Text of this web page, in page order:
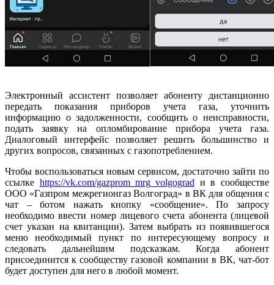
Электронный ассистент позволяет абоненту дистанционно
передать показания приборов учета газа, уточнить
информацию о задолженности, сообщить о неисправности,
подать заявку на опломбирование прибора учета газа.
Диалоговый интерфейс позволяет решить большинство и
других вопросов, связанных с газопотреблением.
Чтобы воспользоваться новым сервисом, достаточно зайти по
ссылке https://vk.com/gazprom_mrg_volgograd и в сообществе
ООО «Газпром межрегионгаз Волгоград» в ВК для общения с
чат – ботом нажать кнопку «сообщение». По запросу
необходимо ввести номер лицевого счета абонента (лицевой
счет указан на квитанции). Затем выбрать из появившегося
меню необходимый пункт по интересующему вопросу и
следовать дальнейшим подсказкам. Когда абонент
присоединится к сообществу газовой компании в ВК, чат-бот
будет доступен для него в любой момент.